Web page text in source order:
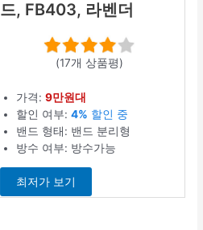
드, FB403, 라벤더
(17개 상품평)
가격:9만원대
할인 여부:4% 할인 중
밴드 형태: 밴드 분리형
방수 여부: 방수가능
최저가 보기